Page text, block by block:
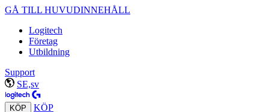
GÅ TILL HUVUDINNEHÅLL
Logitech
Företag
Utbildning
Support
SE,sv
KÖP KÖP